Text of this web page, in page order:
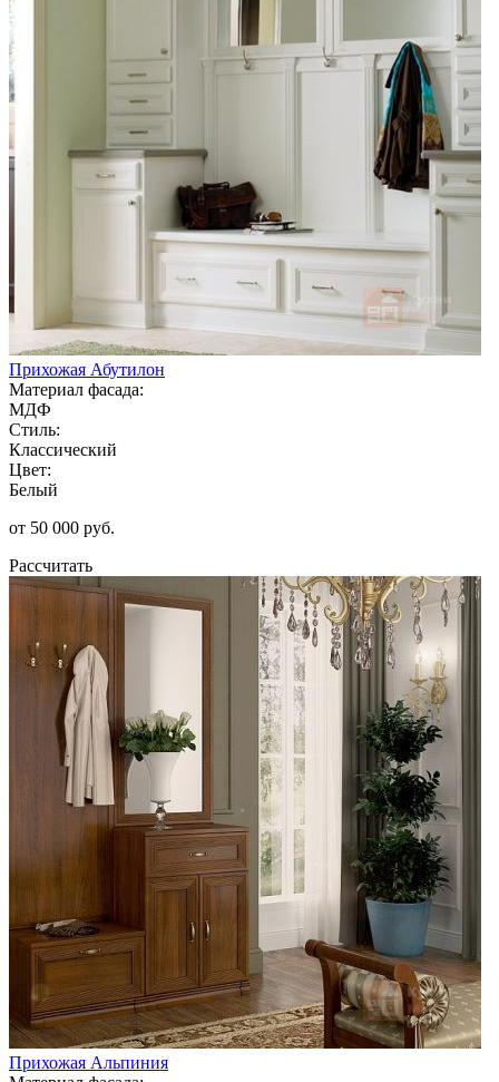
Прихожая Абутилон
Материал фасада:
МДФ
Стиль:
Классический
Цвет:
Белый
от 50 000 руб.
Рассчитать
Прихожая Альпиния